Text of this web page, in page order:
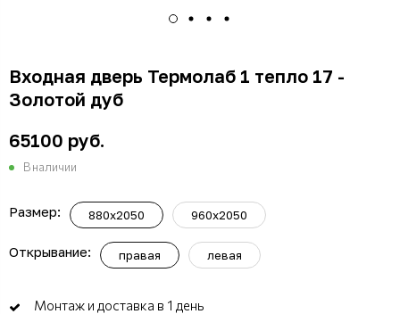
Входная дверь Термолаб 1 тепло 17 -
Золотой дуб
65100 руб.
В наличии
Размер: 880x2050 960x2050
Открывание: правая левая
Монтаж и доставка в 1 день